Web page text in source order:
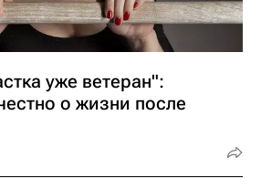
уже ветеран":
о жизни после